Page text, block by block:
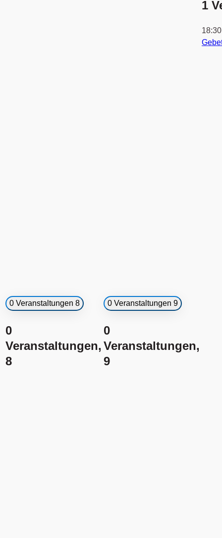
0 Veranstaltungen 8
0
Veranstaltungen,
8
0 Veranstaltungen 9
0
Veranstaltungen,
9
1